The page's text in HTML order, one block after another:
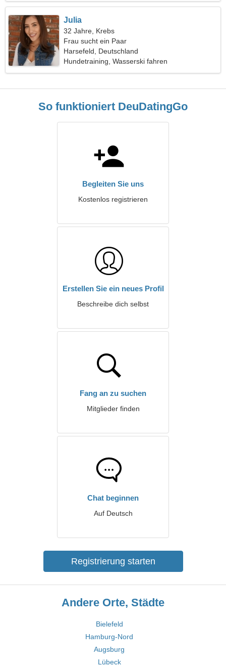
Julia
32 Jahre, Krebs
Frau sucht ein Paar
Harsefeld, Deutschland
Hundetraining, Wasserski fahren
So funktioniert DeuDatingGo
Begleiten Sie uns
Kostenlos registrieren
Erstellen Sie ein neues Profil
Beschreibe dich selbst
Fang an zu suchen
Mitglieder finden
Chat beginnen
Auf Deutsch
Registrierung starten
Andere Orte, Städte
Bielefeld
Hamburg-Nord
Augsburg
Lübeck